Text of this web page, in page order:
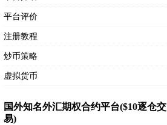
平台评价
注册教程
炒币策略
虚拟货币
国外知名外汇期权合约平台($10逐仓交
易)